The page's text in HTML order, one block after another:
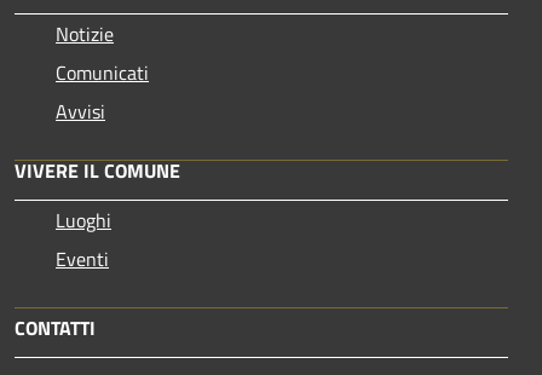
Notizie
Comunicati
Avvisi
VIVERE IL COMUNE
Luoghi
Eventi
CONTATTI